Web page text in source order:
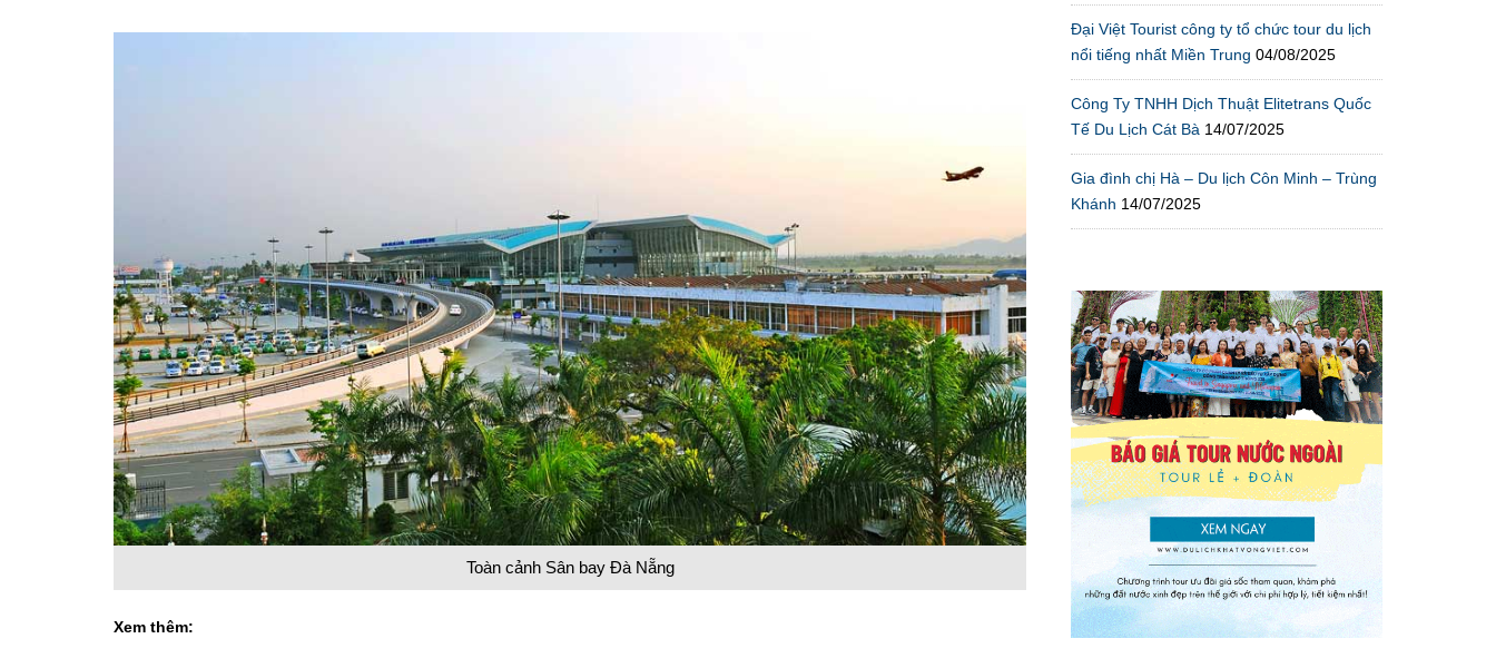
Toàn cảnh Sân bay Đà Nẵng
Xem thêm:
Đại Việt Tourist công ty tổ chức tour du lịch
nổi tiếng nhất Miền Trung 04/08/2025
Công Ty TNHH Dịch Thuật Elitetrans Quốc
Tế Du Lịch Cát Bà 14/07/2025
Gia đình chị Hà – Du lịch Côn Minh – Trùng
Khánh 14/07/2025